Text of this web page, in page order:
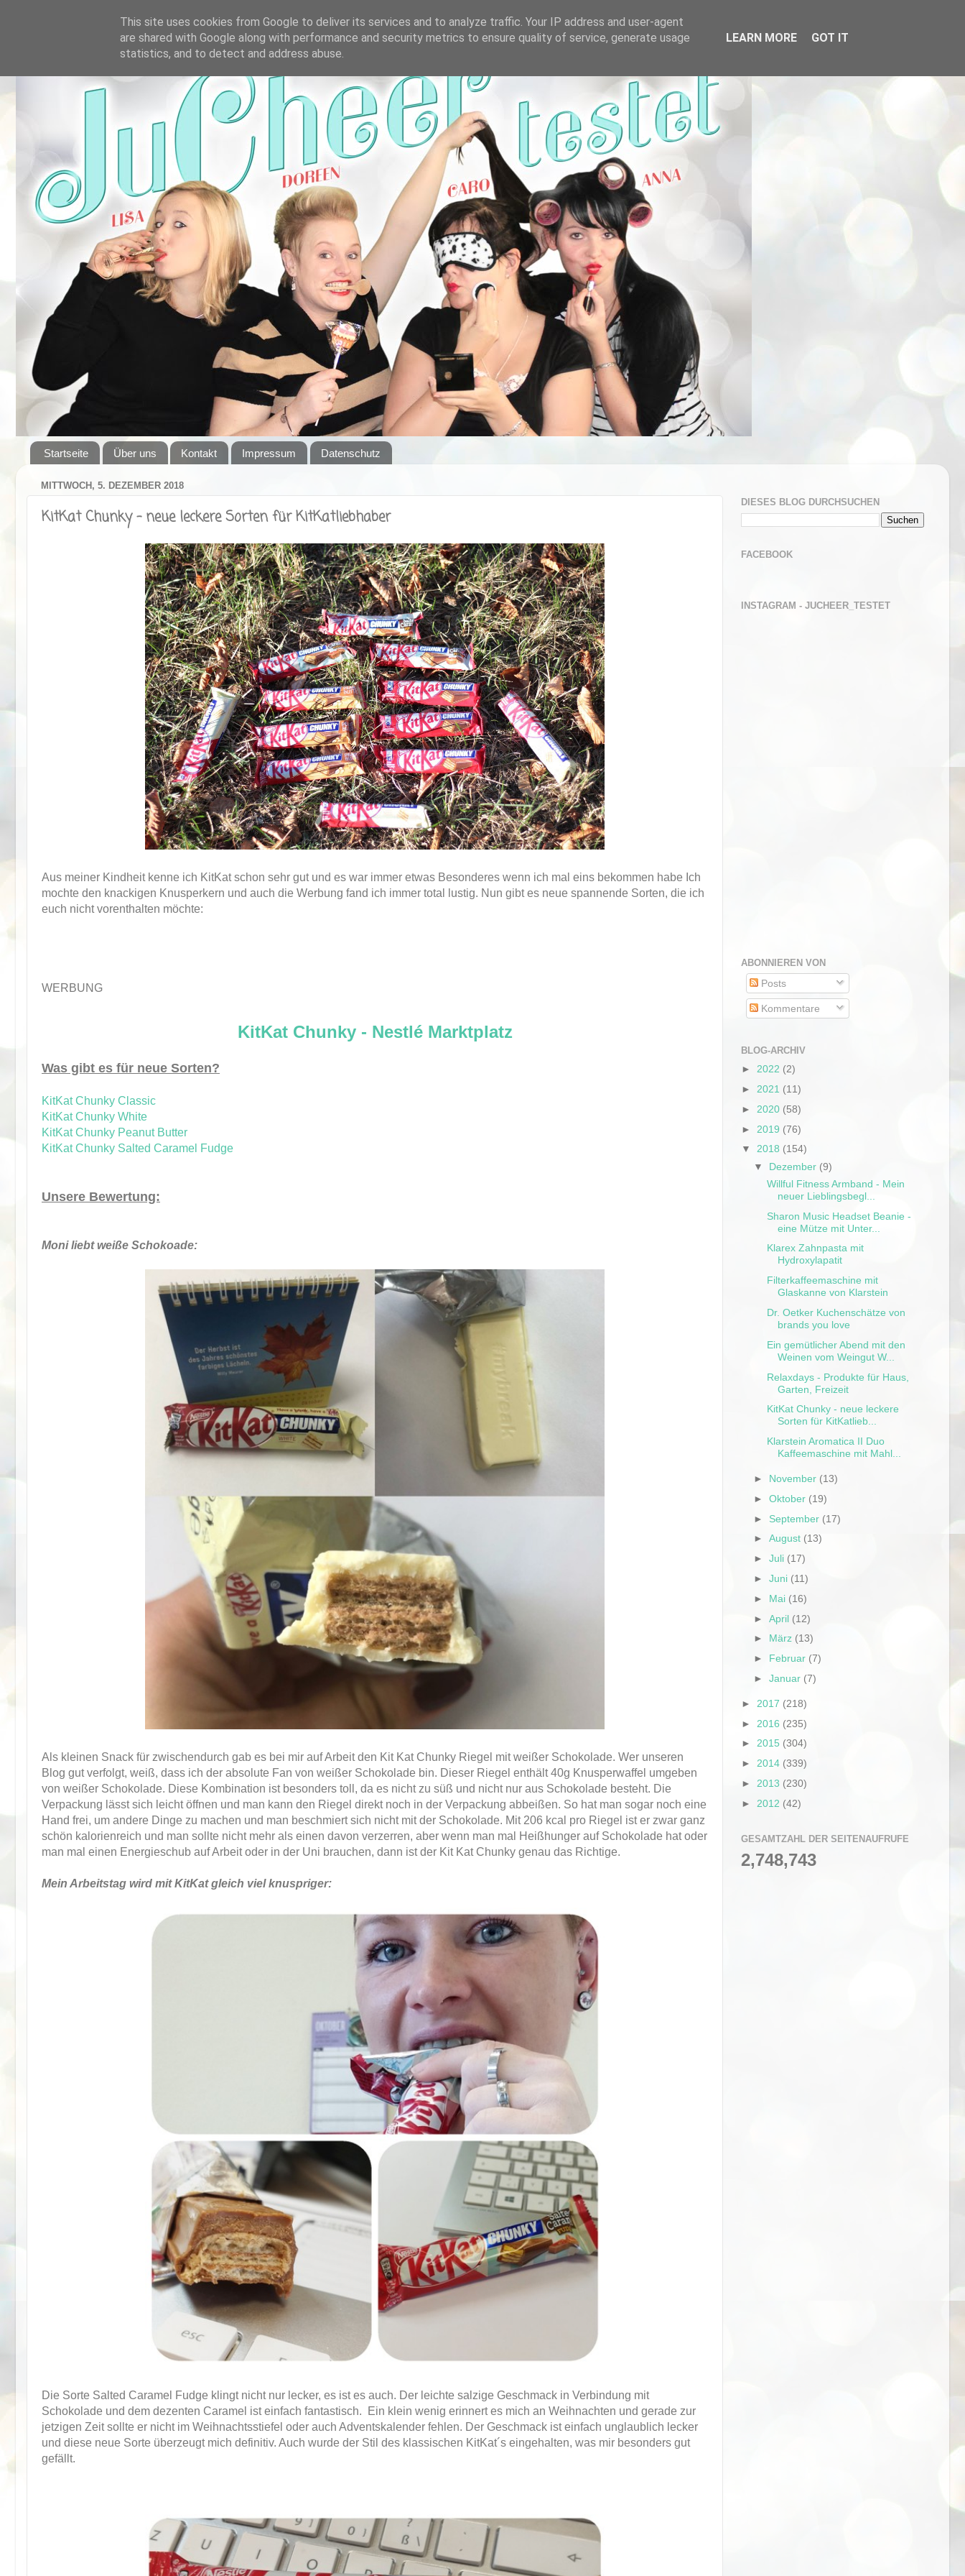
Startseite Über uns Kontakt Impressum Datenschutz
MITTWOCH, 5. DEZEMBER 2018
KitKat Chunky - neue leckere Sorten für KitKatliebhaber
Aus meiner Kindheit kenne ich KitKat schon sehr gut und es war immer etwas Besonderes wenn ich mal eins bekommen habe Ich
mochte den knackigen Knusperkern und auch die Werbung fand ich immer total lustig. Nun gibt es neue spannende Sorten, die ich
euch nicht vorenthalten möchte:
WERBUNG
KitKat Chunky - Nestlé Marktplatz
Was gibt es für neue Sorten?
KitKat Chunky Classic
KitKat Chunky White
KitKat Chunky Peanut Butter
KitKat Chunky Salted Caramel Fudge
Unsere Bewertung:
Moni liebt weiße Schokoade:
Als kleinen Snack für zwischendurch gab es bei mir auf Arbeit den Kit Kat Chunky Riegel mit weißer Schokolade. Wer unseren
Blog gut verfolgt, weiß, dass ich der absolute Fan von weißer Schokolade bin. Dieser Riegel enthält 40g Knusperwaffel umgeben
von weißer Schokolade. Diese Kombination ist besonders toll, da es nicht zu süß und nicht nur aus Schokolade besteht. Die
Verpackung lässt sich leicht öffnen und man kann den Riegel direkt noch in der Verpackung abbeißen. So hat man sogar noch eine
Hand frei, um andere Dinge zu machen und man beschmiert sich nicht mit der Schokolade. Mit 206 kcal pro Riegel ist er zwar ganz
schön kalorienreich und man sollte nicht mehr als einen davon verzerren, aber wenn man mal Heißhunger auf Schokolade hat oder
man mal einen Energieschub auf Arbeit oder in der Uni brauchen, dann ist der Kit Kat Chunky genau das Richtige.
Mein Arbeitstag wird mit KitKat gleich viel knuspriger:
Die Sorte Salted Caramel Fudge klingt nicht nur lecker, es ist es auch. Der leichte salzige Geschmack in Verbindung mit
Schokolade und dem dezenten Caramel ist einfach fantastisch. Ein klein wenig erinnert es mich an Weihnachten und gerade zur
jetzigen Zeit sollte er nicht im Weihnachtsstiefel oder auch Adventskalender fehlen. Der Geschmack ist einfach unglaublich lecker
und diese neue Sorte überzeugt mich definitiv. Auch wurde der Stil des klassischen KitKat´s eingehalten, was mir besonders gut
gefällt.
DIESES BLOG DURCHSUCHEN
FACEBOOK
INSTAGRAM - JUCHEER_TESTET
ABONNIEREN VON
Posts
Kommentare
BLOG-ARCHIV
► 2022 (2)
► 2021 (11)
► 2020 (58)
► 2019 (76)
▼ 2018 (154)
▼ Dezember (9)
Willful Fitness Armband - Mein
neuer Lieblingsbegl...
Sharon Music Headset Beanie -
eine Mütze mit Unter...
Klarex Zahnpasta mit
Hydroxylapatit
Filterkaffeemaschine mit
Glaskanne von Klarstein
Dr. Oetker Kuchenschätze von
brands you love
Ein gemütlicher Abend mit den
Weinen vom Weingut W...
Relaxdays - Produkte für Haus,
Garten, Freizeit
KitKat Chunky - neue leckere
Sorten für KitKatlieb...
Klarstein Aromatica II Duo
Kaffeemaschine mit Mahl...
► November (13)
►Oktober (19)
► September (17)
►August (13)
►Juli (17)
►Juni (11)
► Mai (16)
►April (12)
► März (13)
► Februar (7)
►Januar (7)
► 2017 (218)
► 2016 (235)
► 2015 (304)
► 2014 (339)
► 2013 (230)
► 2012 (42)
GESAMTZAHL DER SEITENAUFRUFE
2,748,743
This site uses cookies from Google to deliver its services and to analyze traffic. Your IP address and user-agent
are shared with Google along with performance and security metrics to ensure quality of service, generate usage
statistics, and to detect and address abuse.
LEARN MORE GOT IT